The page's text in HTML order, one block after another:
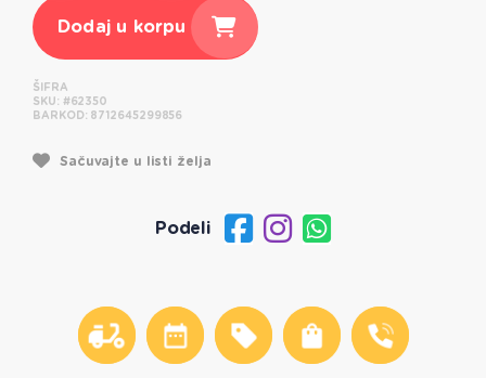
Dodaj u korpu
ŠIFRA
SKU: #62350
BARKOD: 8712645299856
Sačuvajte u listi želja
Podeli